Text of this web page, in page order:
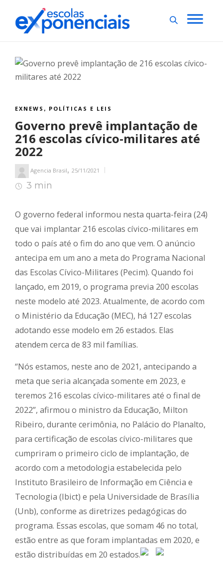
EXNEWS , POLÍTICAS E LEIS
Governo prevê implantação de
216 escolas cívico-militares até
2022
Agencia Brasil, 25/11/2021
3 min
O governo federal informou nesta quarta-feira (24)
que vai implantar 216 escolas cívico-militares em
todo o país até o fim do ano que vem. O anúncio
antecipa em um ano a meta do Programa Nacional
das Escolas Cívico-Militares (Pecim). Quando foi
lançado, em 2019, o programa previa 200 escolas
neste modelo até 2023. Atualmente, de acordo com
o Ministério da Educação (MEC), há 127 escolas
adotando esse modelo em 26 estados. Elas
atendem cerca de 83 mil famílias.
“Nós estamos, neste ano de 2021, antecipando a
meta que seria alcançada somente em 2023, e
teremos 216 escolas cívico-militares até o final de
2022”, afirmou o ministro da Educação, Milton
Ribeiro, durante cerimônia, no Palácio do Planalto,
para certificação de escolas cívico-militares que
cumpriram o primeiro ciclo de implantação, de
acordo com a metodologia estabelecida pelo
Instituto Brasileiro de Informação em Ciência e
Tecnologia (Ibict) e pela Universidade de Brasília
(Unb), conforme as diretrizes pedagógicas do
programa. Essas escolas, que somam 46 no total,
estão entre as que foram implantadas em 2020, e
estão distribuídas em 20 estados.